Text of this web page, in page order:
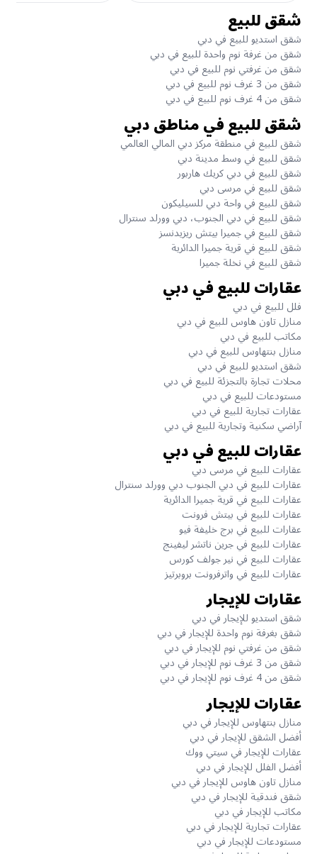
شقق للبيع
شقق استديو للبيع في دبي
شقق من غرفة نوم واحدة للبيع في دبي
شقق من غرفتي نوم للبيع في دبي
شقق من 3 غرف نوم للبيع في دبي
شقق من 4 غرف نوم للبيع في دبي
شقق للبيع في مناطق دبي
شقق للبيع في منطقة مركز دبي المالي العالمي
شقق للبيع في وسط مدينة دبي
شقق للبيع في دبي كريك هاربور
شقق للبيع في مرسى دبي
شقق للبيع في واحة دبي للسيليكون
شقق للبيع في دبي الجنوب، دبي وورلد سنترال
شقق للبيع في جميرا بيتش ريزيدنسز
شقق للبيع في قرية جميرا الدائرية
شقق للبيع في نخلة جميرا
عقارات للبيع في دبي
فلل للبيع في دبي
منازل تاون هاوس للبيع في دبي
مكاتب للبيع في دبي
منازل بنتهاوس للبيع في دبي
شقق استديو للبيع في دبي
محلات تجارة بالتجزئة للبيع في دبي
مستودعات للبيع في دبي
عقارات تجارية للبيع في دبي
آراضي سكنية وتجارية للبيع في دبي
عقارات للبيع في دبي
عقارات للبيع في مرسى دبي
عقارات للبيع في دبي الجنوب دبي وورلد سنترال
عقارات للبيع في قرية جميرا الدائرية
عقارات للبيع في بيتش فرونت
عقارات للبيع في برج خليفة فيو
عقارات للبيع في جرين ناتشر ليفينج
عقارات للبيع في نير جولف كورس
عقارات للبيع في واترفرونت بروبرتيز
عقارات للإيجار
شقق استديو للإيجار في دبي
شقق بغرفة نوم واحدة للإيجار في دبي
شقق من غرفتي نوم للإيجار في دبي
شقق من 3 غرف نوم للإيجار في دبي
شقق من 4 غرف نوم للإيجار في دبي
عقارات للإيجار
منازل بنتهاوس للإيجار في دبي
أفضل الشقق للإيجار في دبي
عقارات للإيجار في سيتي ووك
أفضل الفلل للإيجار في دبي
منازل تاون هاوس للإيجار في دبي
شقق فندقية للإيجار في دبي
مكاتب للإيجار في دبي
عقارات تجارية للإيجار في دبي
مستودعات للإيجار في دبي